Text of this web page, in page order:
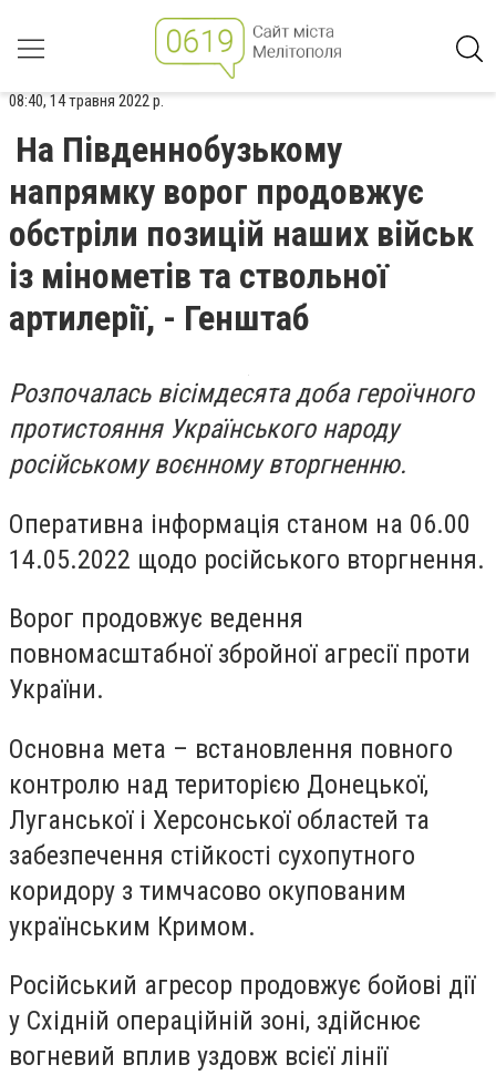
08:40, 14 травня 2022 р.
На Південнобузькому
напрямку ворог продовжує
обстріли позицій наших військ
із мінометів та ствольної
артилерії, - Генштаб
Розпочалась вісімдесята доба героїчного
протистояння Українського народу
російському воєнному вторгненню.
Оперативна інформація станом на 06.00
14.05.2022 щодо російського вторгнення.
Ворог продовжує ведення
повномасштабної збройної агресії проти
України.
Основна мета – встановлення повного
контролю над територією Донецької,
Луганської і Херсонської областей та
забезпечення стійкості сухопутного
коридору з тимчасово окупованим
українським Кримом.
Російський агресор продовжує бойові дії
у Східній операційній зоні, здійснює
вогневий вплив уздовж всієї лінії